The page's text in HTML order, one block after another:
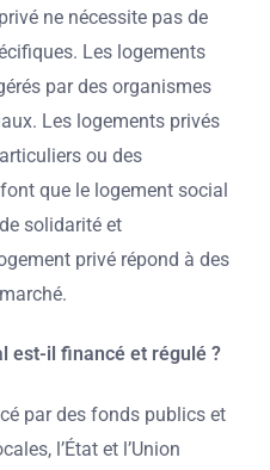
ne nécessite pas de
Les logements
par des organismes
Les logements privés
ou des
que le logement social
solidarité et
privé répond à des
est-il financé et régulé ?
par des fonds publics et
l’État et l’Union